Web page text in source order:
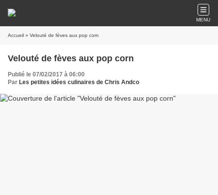
MENU
Accueil » Velouté de fèves aux pop corn
Velouté de fèves aux pop corn
Publié le 07/02/2017 à 06:00
Par Les petites idées culinaires de Chris Andco